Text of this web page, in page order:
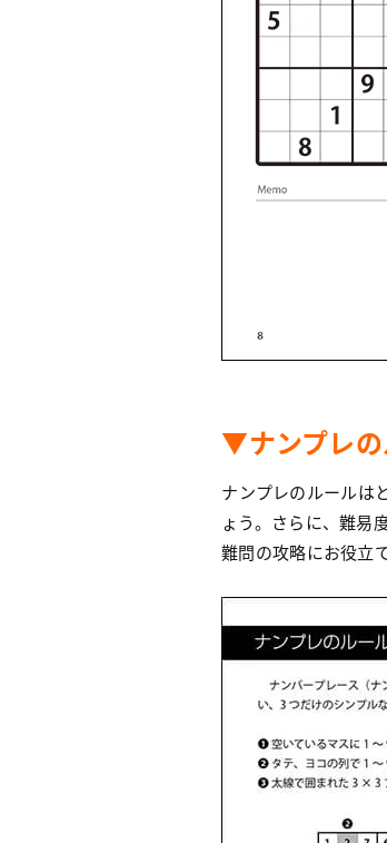
▼ナンプレ
ナンプレのルールは
ょう。さらに、難易
難問の攻略にお役立